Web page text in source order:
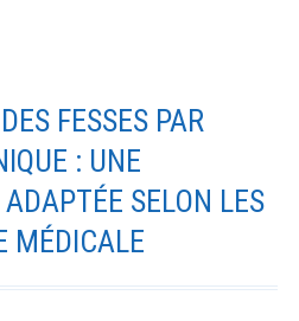
plus
FESSES PAR
: UNE
SELON LES
MÉDICALE